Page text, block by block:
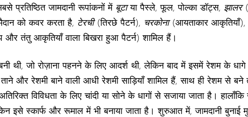
जामदानी रूपांकनों में बूटाया पैस्ले, फूल, पोल्का डॉट्स, झालर
को कवर करता है, टेरची(तिरछे पैटर्न), चरकोना(आयताकार आकृतियाँ),
और तंतु आकृतियाँ वाला बिखरा हुआ पैटर्न) शामिल हैं।
जो रोज़ाना पहनने के लिए आदर्श थी, लेकिन बाद में इसमें रेशम के धागे
और रेशमी बाने वाली आधी रेशमी साड़ियाँ शामिल हैं, साथ ही रेशम से बने
विविधता के लिए चांदी या सोने के धागों से सजाया जाता है। हालाँकि
इसे स्कार्फ और रूमाल में भी बनाया जाता है। शुरुआत में, जामदानी